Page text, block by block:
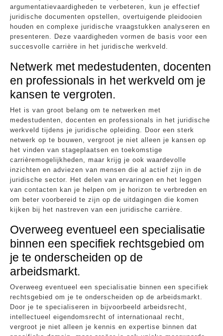
argumentatievaardigheden te verbeteren, kun je effectief
juridische documenten opstellen, overtuigende pleidooien
houden en complexe juridische vraagstukken analyseren en
presenteren. Deze vaardigheden vormen de basis voor een
succesvolle carrière in het juridische werkveld.
Netwerk met medestudenten, docenten
en professionals in het werkveld om je
kansen te vergroten.
Het is van groot belang om te netwerken met
medestudenten, docenten en professionals in het juridische
werkveld tijdens je juridische opleiding. Door een sterk
netwerk op te bouwen, vergroot je niet alleen je kansen op
het vinden van stageplaatsen en toekomstige
carrièremogelijkheden, maar krijg je ook waardevolle
inzichten en adviezen van mensen die al actief zijn in de
juridische sector. Het delen van ervaringen en het leggen
van contacten kan je helpen om je horizon te verbreden en
om beter voorbereid te zijn op de uitdagingen die komen
kijken bij het nastreven van een juridische carrière.
Overweeg eventueel een specialisatie
binnen een specifiek rechtsgebied om
je te onderscheiden op de
arbeidsmarkt.
Overweeg eventueel een specialisatie binnen een specifiek
rechtsgebied om je te onderscheiden op de arbeidsmarkt.
Door je te specialiseren in bijvoorbeeld arbeidsrecht,
intellectueel eigendomsrecht of internationaal recht,
vergroot je niet alleen je kennis en expertise binnen dat